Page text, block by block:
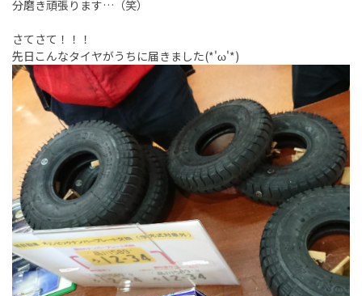
分磨き頑張ります…（笑）
さてさて！！！
先日こんなタイヤがうちに届きました(*'ω'*)